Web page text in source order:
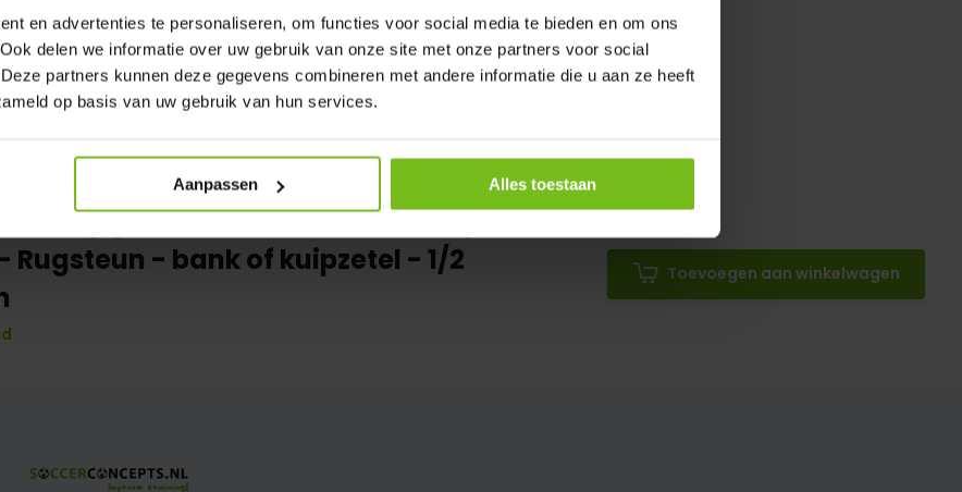
en advertenties te personaliseren, om functies voor social media te bieden en om ons
delen we informatie over uw gebruik van onze site met onze partners voor social
partners kunnen deze gegevens combineren met andere informatie die u aan ze heeft
op basis van uw gebruik van hun services.
Aanpassen Alles toestaan
gelast - PC 3mm UV en slagvast
- Rugsteun - bank of kuipzetel - 1/2
Toevoegen aan winkelwagen